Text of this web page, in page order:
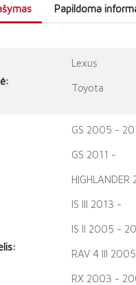
Papildoma
Lexus
Toyota
GS 2005 -
GS 2011 -
IS III 2013 -
IS II 2005 -
RAV 4 III
RX 2003 -